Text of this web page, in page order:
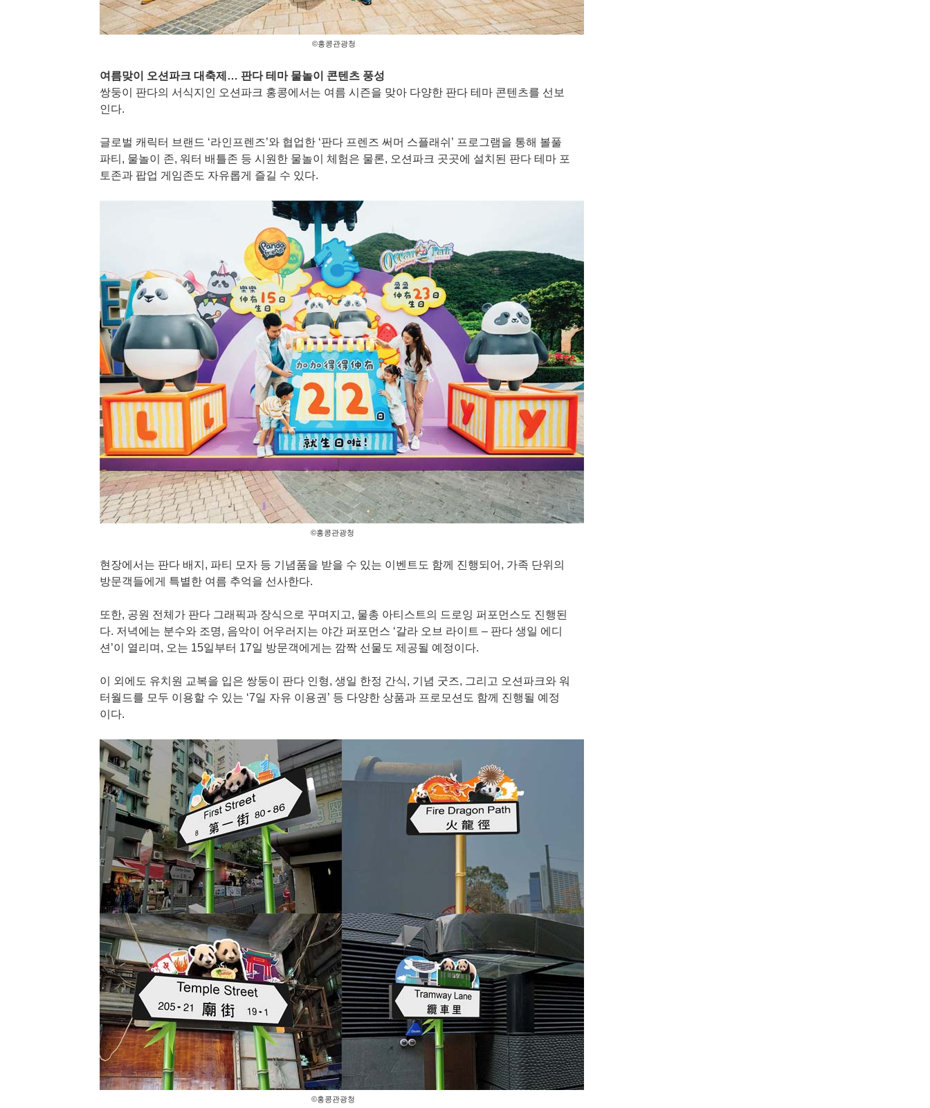
©홍콩관광청
여름맞이 오션파크 대축제… 판다 테마 물놀이 콘텐츠 풍성
쌍둥이 판다의 서식지인 오션파크 홍콩에서는 여름 시즌을 맞아 다양한 판다 테마 콘텐츠를 선보
인다.
글로벌 캐릭터 브랜드 ‘라인프렌즈’와 협업한 ‘판다 프렌즈 써머 스플래쉬’ 프로그램을 통해 볼풀
파티, 물놀이 존, 워터 배틀존 등 시원한 물놀이 체험은 물론, 오션파크 곳곳에 설치된 판다 테마 포
토존과 팝업 게임존도 자유롭게 즐길 수 있다.
©홍콩관광청
현장에서는 판다 배지, 파티 모자 등 기념품을 받을 수 있는 이벤트도 함께 진행되어, 가족 단위의
방문객들에게 특별한 여름 추억을 선사한다.
또한, 공원 전체가 판다 그래픽과 장식으로 꾸며지고, 물총 아티스트의 드로잉 퍼포먼스도 진행된
다. 저녁에는 분수와 조명, 음악이 어우러지는 야간 퍼포먼스 ‘갈라 오브 라이트 – 판다 생일 에디
션’이 열리며, 오는 15일부터 17일 방문객에게는 깜짝 선물도 제공될 예정이다.
이 외에도 유치원 교복을 입은 쌍둥이 판다 인형, 생일 한정 간식, 기념 굿즈, 그리고 오션파크와 워
터월드를 모두 이용할 수 있는 ‘7일 자유 이용권’ 등 다양한 상품과 프로모션도 함께 진행될 예정
이다.
©홍콩관광청